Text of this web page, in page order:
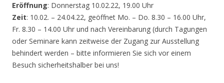
Eröffnung: Donnerstag 10.02.22, 19.00 Uhr
Zeit: 10.02. – 24.04.22, geöffnet Mo. – Do. 8.30 – 16.00 Uhr,
Fr. 8.30 – 14.00 Uhr und nach Vereinbarung (durch Tagungen
oder Seminare kann zeitweise der Zugang zur Ausstellung
behindert werden – bitte informieren Sie sich vor einem
Besuch sicherheitshalber bei uns!